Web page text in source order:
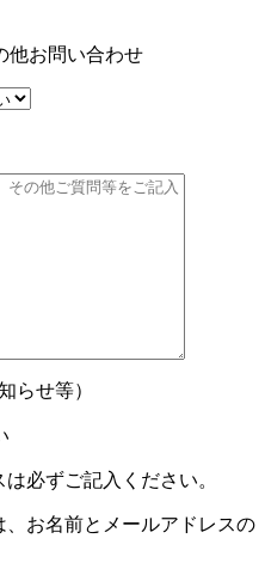
他お問い合わせ
らせ等）
必ずご記入ください。
お名前とメールアドレスの